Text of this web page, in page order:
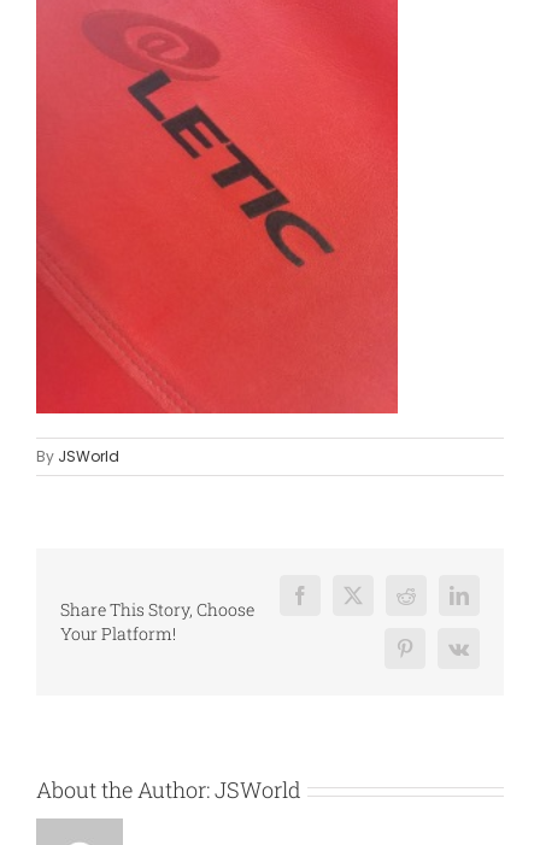
By JSWorld
Share This Story, Choose
Your Platform!
Facebook
X Reddit LinkedIn
Pinterest
Vk
About the Author:JSWorld